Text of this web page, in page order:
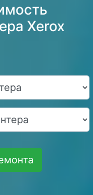
Xerox